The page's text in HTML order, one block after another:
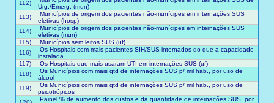
112)
Urg./Emerg. (mun)
113)
Municípios de origem dos pacientes não-munícipes em internações SUS
eletivas (hosp)
114)
Municípios de origem dos pacientes não-munícipes em internações SUS
eletivas (mun)
115)
Municípios sem leitos SUS (uf)
116)
Os Hospitais com mais pacientes SIH/SUS internados do que a capacidade
instalada.
117)
Os Hospitais que mais usaram UTI em internações SUS (uf)
118)
Os Municípios com mais qtd de internações SUS p/ mil hab., por uso de
álcool
119)
Os Municípios com mais qtd de internações SUS p/ mil hab., por uso de
psicotrópicos
Painel % de aumento dos custos e da quantidade de internações SUS, por